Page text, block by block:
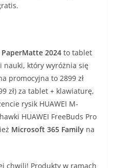
PaperMatte 2024 to tablet
nauki, który wyróżnia się
promocyjna to 2899 zł
zł) za tablet + klawiaturę,
rysik HUAWEI M-
HUAWEI FreeBuds Pro
Microsoft 365 Family na
chwili! Produkty w ramach